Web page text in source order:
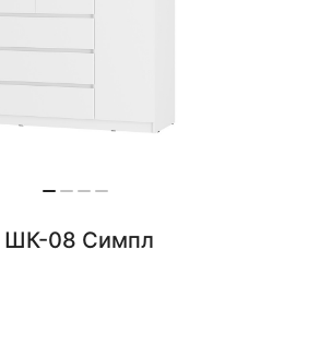
ШК-08 Симпл